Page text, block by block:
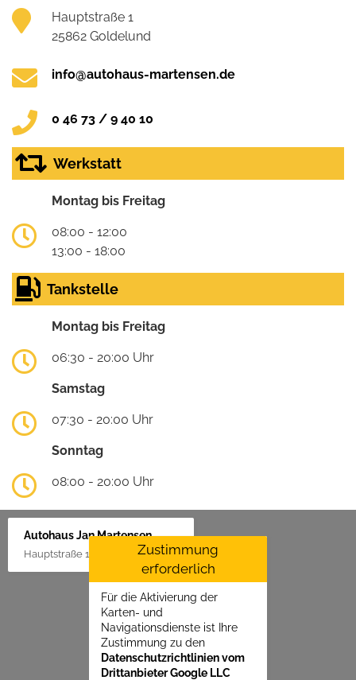
Hauptstraße 1
25862 Goldelund
info@autohaus-martensen.de
0 46 73 / 9 40 10
Werkstatt
Montag bis Freitag
08:00 - 12:00
13:00 - 18:00
Tankstelle
Montag bis Freitag
06:30 - 20:00 Uhr
Samstag
07:30 - 20:00 Uhr
Sonntag
08:00 - 20:00 Uhr
Autohaus Jan Martensen
Hauptstraße 1, 25862 GoldelundZustimmung
erforderlich
Für die Aktivierung der
Karten- und
Navigationsdienste ist Ihre
Zustimmung zu den
Datenschutzrichtlinien vom
Drittanbieter Google LLC